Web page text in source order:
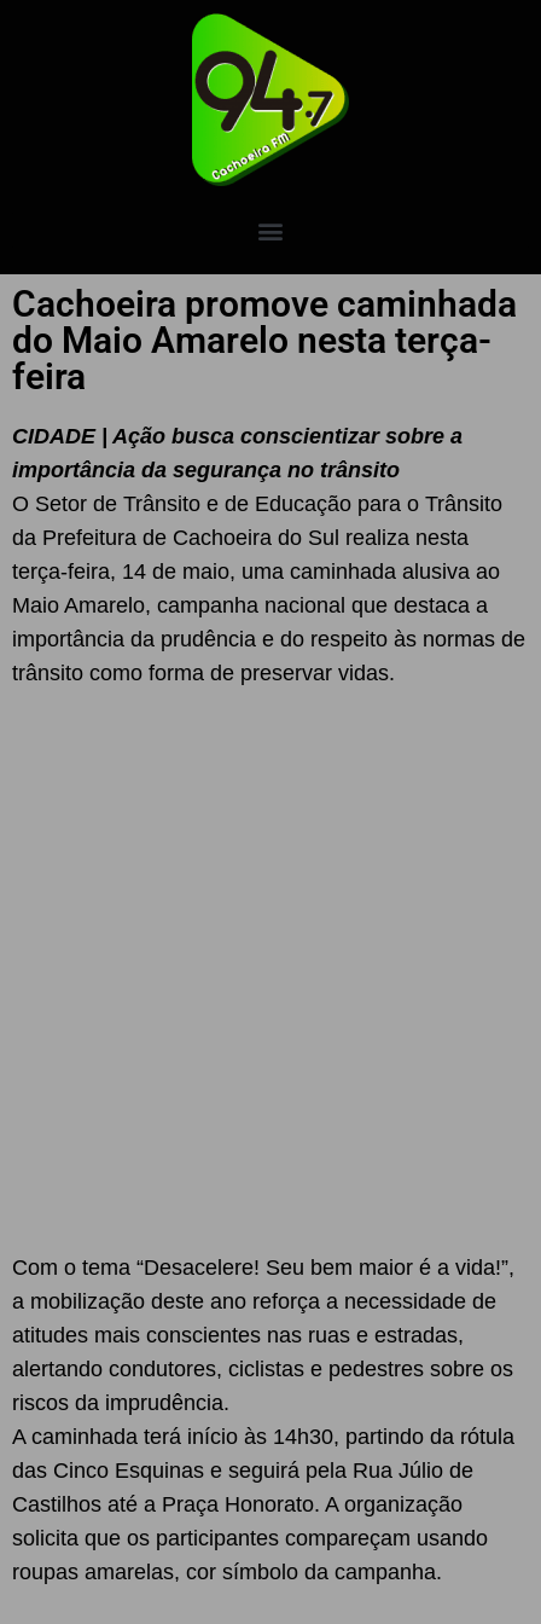
Cachoeira promove caminhada
do Maio Amarelo nesta terça-
feira
CIDADE | Ação busca conscientizar sobre a
importância da segurança no trânsito
O Setor de Trânsito e de Educação para o Trânsito
da Prefeitura de Cachoeira do Sul realiza nesta
terça-feira, 14 de maio, uma caminhada alusiva ao
Maio Amarelo, campanha nacional que destaca a
importância da prudência e do respeito às normas de
trânsito como forma de preservar vidas.
Com o tema “Desacelere! Seu bem maior é a vida!”,
a mobilização deste ano reforça a necessidade de
atitudes mais conscientes nas ruas e estradas,
alertando condutores, ciclistas e pedestres sobre os
riscos da imprudência.
A caminhada terá início às 14h30, partindo da rótula
das Cinco Esquinas e seguirá pela Rua Júlio de
Castilhos até a Praça Honorato. A organização
solicita que os participantes compareçam usando
roupas amarelas, cor símbolo da campanha.